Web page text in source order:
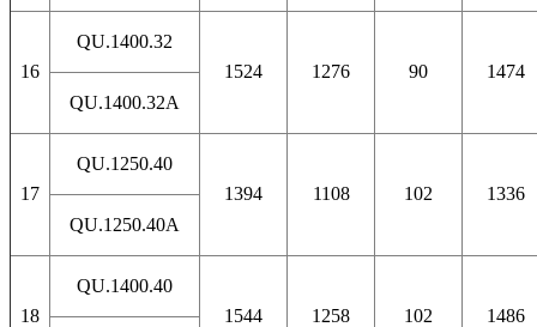
16
QU.1400.32
1524
1276 90
1474
QU.1400.32A
17
QU.1250.40
1394
1108 102
1336
QU.1250.40A
18
QU.1400.40
1544
1258 102
1486